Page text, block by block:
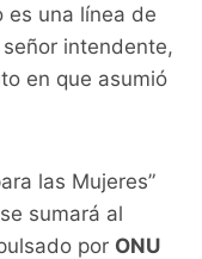
es una línea de
intendente,
en que asumió
las Mujeres”
se sumará al
por ONU